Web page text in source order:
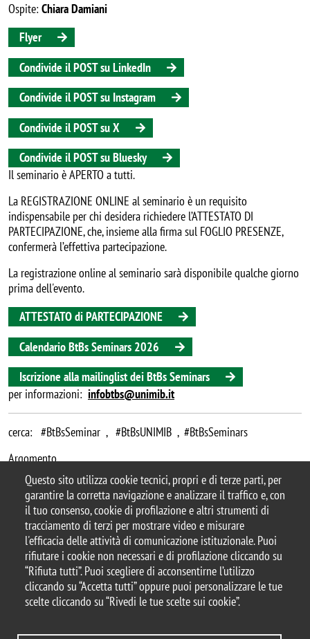
Questo sito utilizza cookie tecnici, propri e di terze parti, per
garantire la corretta navigazione e analizzare il traffico e, con
il tuo consenso, cookie di profilazione e altri strumenti di
tracciamento di terzi per mostrare video e misurare
l'efficacia delle attività di comunicazione istituzionale. Puoi
rifiutare i cookie non necessari e di profilazione cliccando su
“Rifiuta tutti”. Puoi scegliere di acconsentirne l’utilizzo
cliccando su “Accetta tutti” oppure puoi personalizzare le tue
scelte cliccando su “Rivedi le tue scelte sui cookie”.
Ospite: Chiara Damiani
Flyer
Condivide il POST su LinkedIn
Condivide il POST su Instagram
Condivide il POST su X
Condivide il POST su Bluesky
Il seminario è APERTO a tutti.
La REGISTRAZIONE ONLINE al seminario è un requisito
indispensabile per chi desidera richiedere l’ATTESTATO DI
PARTECIPAZIONE, che, insieme alla firma sul FOGLIO PRESENZE,
confermerà l’effettiva partecipazione.
La registrazione online al seminario sarà disponibile qualche giorno
prima dell'evento.
ATTESTATO di PARTECIPAZIONE
Calendario BtBs Seminars 2026
Iscrizione alla mailinglist dei BtBs Seminars
per informazioni: infobtbs@unimib.it
cerca: #BtBsSeminar , #BtBsUNIMIB , #BtBsSeminars
Argomento
BtBs Seminar
seminario
© 2025 Università degli Studi di Milano-Bicocca
Piazza dell'Ateneo Nuovo, 1 - 20126, Milano
Casella PEC:ateneo.bicocca@pec.unimib.it
P.I. 12621570154 |
redazioneweb.btbs@unimib.it